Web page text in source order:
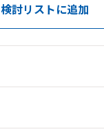
検討リストに追加